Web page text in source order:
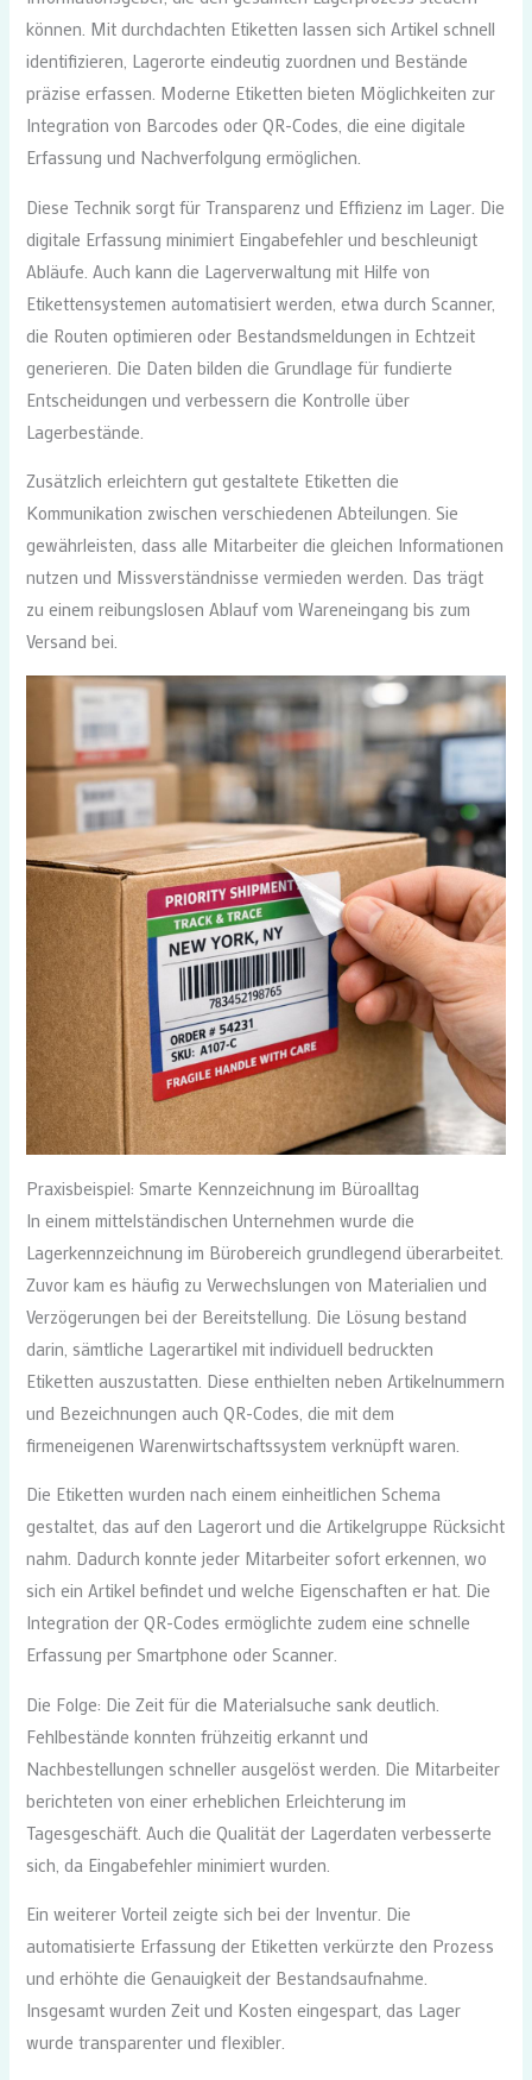
können. Mit durchdachten Etiketten lassen sich Artikel schnell
identifizieren, Lagerorte eindeutig zuordnen und Bestände
präzise erfassen. Moderne Etiketten bieten Möglichkeiten zur
Integration von Barcodes oder QR-Codes, die eine digitale
Erfassung und Nachverfolgung ermöglichen.
Diese Technik sorgt für Transparenz und Effizienz im Lager. Die
digitale Erfassung minimiert Eingabefehler und beschleunigt
Abläufe. Auch kann die Lagerverwaltung mit Hilfe von
Etikettensystemen automatisiert werden, etwa durch Scanner,
die Routen optimieren oder Bestandsmeldungen in Echtzeit
generieren. Die Daten bilden die Grundlage für fundierte
Entscheidungen und verbessern die Kontrolle über
Lagerbestände.
Zusätzlich erleichtern gut gestaltete Etiketten die
Kommunikation zwischen verschiedenen Abteilungen. Sie
gewährleisten, dass alle Mitarbeiter die gleichen Informationen
nutzen und Missverständnisse vermieden werden. Das trägt
zu einem reibungslosen Ablauf vom Wareneingang bis zum
Versand bei.
Praxisbeispiel: Smarte Kennzeichnung im Büroalltag
In einem mittelständischen Unternehmen wurde die
Lagerkennzeichnung im Bürobereich grundlegend überarbeitet.
Zuvor kam es häufig zu Verwechslungen von Materialien und
Verzögerungen bei der Bereitstellung. Die Lösung bestand
darin, sämtliche Lagerartikel mit individuell bedruckten
Etiketten auszustatten. Diese enthielten neben Artikelnummern
und Bezeichnungen auch QR-Codes, die mit dem
firmeneigenen Warenwirtschaftssystem verknüpft waren.
Die Etiketten wurden nach einem einheitlichen Schema
gestaltet, das auf den Lagerort und die Artikelgruppe Rücksicht
nahm. Dadurch konnte jeder Mitarbeiter sofort erkennen, wo
sich ein Artikel befindet und welche Eigenschaften er hat. Die
Integration der QR-Codes ermöglichte zudem eine schnelle
Erfassung per Smartphone oder Scanner.
Die Folge: Die Zeit für die Materialsuche sank deutlich.
Fehlbestände konnten frühzeitig erkannt und
Nachbestellungen schneller ausgelöst werden. Die Mitarbeiter
berichteten von einer erheblichen Erleichterung im
Tagesgeschäft. Auch die Qualität der Lagerdaten verbesserte
sich, da Eingabefehler minimiert wurden.
Ein weiterer Vorteil zeigte sich bei der Inventur. Die
automatisierte Erfassung der Etiketten verkürzte den Prozess
und erhöhte die Genauigkeit der Bestandsaufnahme.
Insgesamt wurden Zeit und Kosten eingespart, das Lager
wurde transparenter und flexibler.